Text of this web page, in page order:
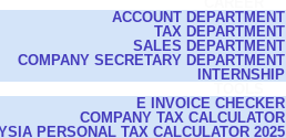
ACCOUNT DEPARTMENT
TAX DEPARTMENT
SALES DEPARTMENT
COMPANY SECRETARY DEPARTMENT
INTERNSHIP
E INVOICE CHECKER
COMPANY TAX CALCULATOR
PERSONAL TAX CALCULATOR 2025